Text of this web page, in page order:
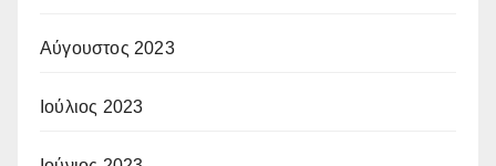
Αύγουστος 2023
Ιούλιος 2023